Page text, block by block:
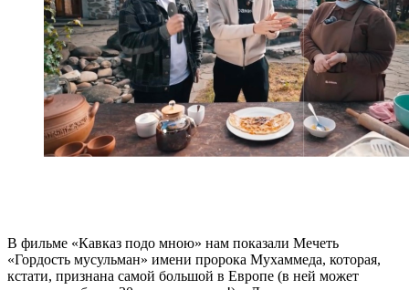
В фильме «Кавказ подо мною» нам показали Мечеть
«Гордость мусульман» имени пророка Мухаммеда, которая,
кстати, признана самой большой в Европе (в ней может